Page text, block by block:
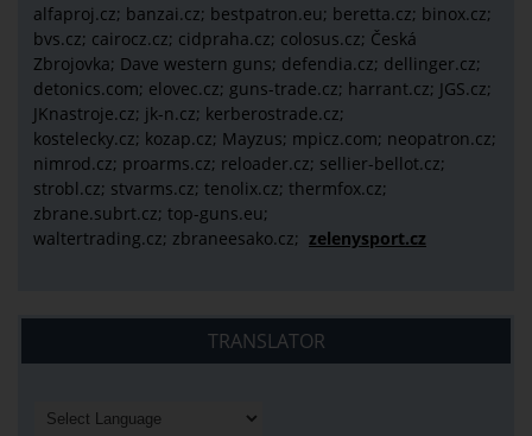
alfaproj.cz; banzai.cz; bestpatron.eu; beretta.cz; binox.cz;
bvs.cz; cairocz.cz; cidpraha.cz; colosus.cz; Česká
Zbrojovka; Dave western guns; defendia.cz; dellinger.cz;
detonics.com; elovec.cz; guns-trade.cz; harrant.cz; JGS.cz;
JKnastroje.cz; jk-n.cz; kerberostrade.cz;
kostelecky.cz; kozap.cz; Mayzus; mpicz.com; neopatron.cz;
nimrod.cz; proarms.cz; reloader.cz; sellier-bellot.cz;
strobl.cz; stvarms.cz; tenolix.cz; thermfox.cz;
zbrane.subrt.cz; top-guns.eu;
waltertrading.cz; zbraneesako.cz; zelenysport.cz
TRANSLATOR